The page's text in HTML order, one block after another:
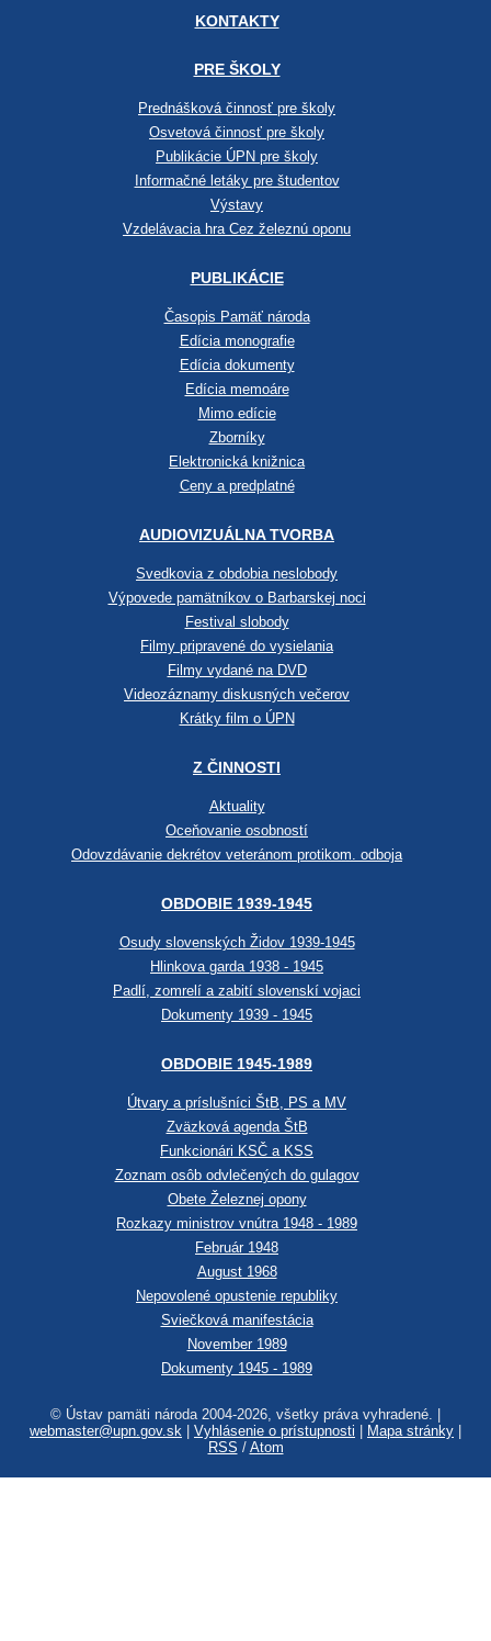
KONTAKTY
PRE ŠKOLY
Prednášková činnosť pre školy
Osvetová činnosť pre školy
Publikácie ÚPN pre školy
Informačné letáky pre študentov
Výstavy
Vzdelávacia hra Cez železnú oponu
PUBLIKÁCIE
Časopis Pamäť národa
Edícia monografie
Edícia dokumenty
Edícia memoáre
Mimo edície
Zborníky
Elektronická knižnica
Ceny a predplatné
AUDIOVIZUÁLNA TVORBA
Svedkovia z obdobia neslobody
Výpovede pamätníkov o Barbarskej noci
Festival slobody
Filmy pripravené do vysielania
Filmy vydané na DVD
Videozáznamy diskusných večerov
Krátky film o ÚPN
Z ČINNOSTI
Aktuality
Oceňovanie osobností
Odovzdávanie dekrétov veteránom protikom. odboja
OBDOBIE 1939-1945
Osudy slovenských Židov 1939-1945
Hlinkova garda 1938 - 1945
Padlí, zomrelí a zabití slovenskí vojaci
Dokumenty 1939 - 1945
OBDOBIE 1945-1989
Útvary a príslušníci ŠtB, PS a MV
Zväzková agenda ŠtB
Funkcionári KSČ a KSS
Zoznam osôb odvlečených do gulagov
Obete Železnej opony
Rozkazy ministrov vnútra 1948 - 1989
Február 1948
August 1968
Nepovolené opustenie republiky
Sviečková manifestácia
November 1989
Dokumenty 1945 - 1989
© Ústav pamäti národa 2004-2026, všetky práva vyhradené. |
webmaster@upn.gov.sk
Vyhlásenie o prístupnosti Mapa stránky
RSS / Atom